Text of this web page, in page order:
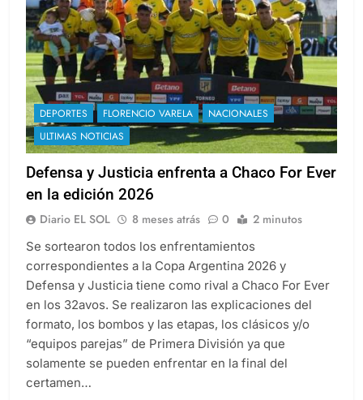
DEPORTES FLORENCIO VARELA
NACIONALES
ULTIMAS NOTICIAS
Defensa y Justicia enfrenta a Chaco For Ever
en la edición 2026
Diario EL SOL 8 meses atrás 0 2 minutos
Se sortearon todos los enfrentamientos
correspondientes a la Copa Argentina 2026 y
Defensa y Justicia tiene como rival a Chaco For Ever
en los 32avos. Se realizaron las explicaciones del
formato, los bombos y las etapas, los clásicos y/o
“equipos parejas” de Primera División ya que
solamente se pueden enfrentar en la final del
certamen…